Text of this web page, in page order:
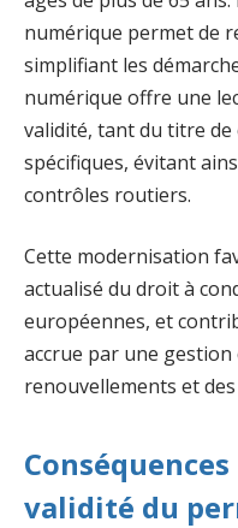
numérique permet de
simplifiant les
numérique offre une
validité, tant du titre de
spécifiques, évitant
contrôles routiers.
Cette modernisation
actualisé du droit à
européennes, et
accrue par une gestion
renouvellements et
validité du